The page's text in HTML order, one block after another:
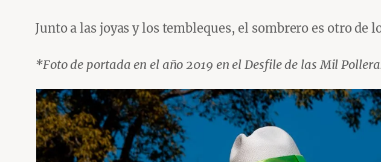
Junto a las joyas y los tembleques, el sombrero es otro de
*Foto de portada en el año 2019 en el Desfile de las Mil